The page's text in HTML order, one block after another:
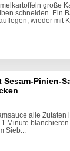
große
schneiden. Ein
wieder mit
Sesam-Pinien-
alle Zutaten
Minute
Sieb...